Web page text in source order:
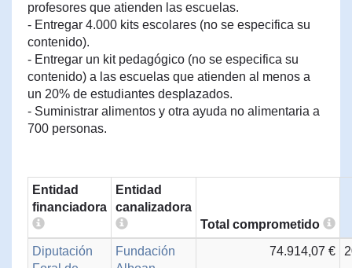
profesores que atienden las escuelas.
- Entregar 4.000 kits escolares (no se especifica su
contenido).
- Entregar un kit pedagógico (no se especifica su
contenido) a las escuelas que atienden al menos a
un 20% de estudiantes desplazados.
- Suministrar alimentos y otra ayuda no alimentaria a
700 personas.
Entidad
financiadora
Entidad
canalizadora
Total comprometido
Diputación
Fundación
74.914,07 €